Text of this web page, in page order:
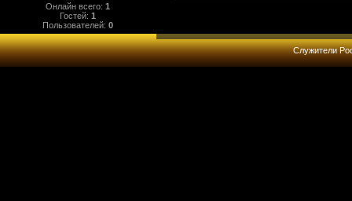
Онлайн всего:1
Гостей:1
Пользователей:0
Служители